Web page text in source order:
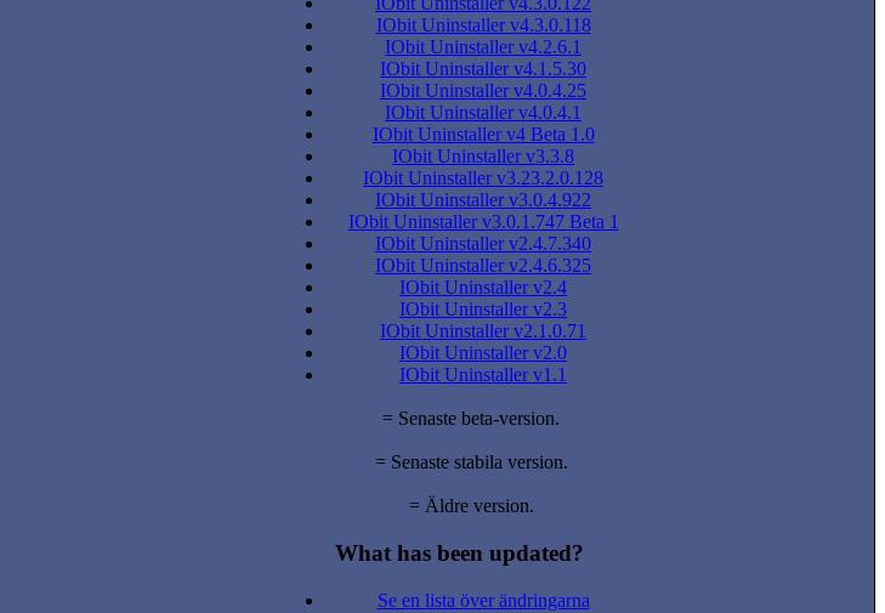
IObit Uninstaller v4.3.0.118
IObit Uninstaller v4.2.6.1
IObit Uninstaller v4.1.5.30
IObit Uninstaller v4.0.4.25
IObit Uninstaller v4.0.4.1
IObit Uninstaller v4 Beta 1.0
IObit Uninstaller v3.3.8
IObit Uninstaller v3.23.2.0.128
IObit Uninstaller v3.0.4.922
IObit Uninstaller v3.0.1.747 Beta 1
IObit Uninstaller v2.4.7.340
IObit Uninstaller v2.4.6.325
IObit Uninstaller v2.4
IObit Uninstaller v2.3
IObit Uninstaller v2.1.0.71
IObit Uninstaller v2.0
IObit Uninstaller v1.1
= Senaste beta-version.
= Senaste stabila version.
= Äldre version.
What has been updated?
Se en lista över ändringarna